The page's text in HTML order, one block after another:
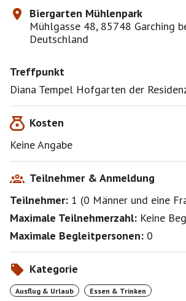
Biergarten Mühlenpark
Mühlgasse 48, 85748 Garching
Deutschland
Treffpunkt
Diana Tempel Hofgarten der
Kosten
Keine Angabe
Teilnehmer & Anmeldung
Teilnehmer: 1 (0 Männer und eine
Maximale Teilnehmerzahl: Keine
Maximale Begleitpersonen: 0
Kategorie
Ausflug & Urlaub Essen & Trinken